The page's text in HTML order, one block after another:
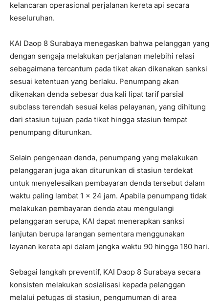
kelancaran operasional perjalanan kereta api secara
keseluruhan.
KAI Daop 8 Surabaya menegaskan bahwa pelanggan yang
dengan sengaja melakukan perjalanan melebihi relasi
sebagaimana tercantum pada tiket akan dikenakan sanksi
sesuai ketentuan yang berlaku. Penumpang akan
dikenakan denda sebesar dua kali lipat tarif parsial
subclass terendah sesuai kelas pelayanan, yang dihitung
dari stasiun tujuan pada tiket hingga stasiun tempat
penumpang diturunkan.
Selain pengenaan denda, penumpang yang melakukan
pelanggaran juga akan diturunkan di stasiun terdekat
untuk menyelesaikan pembayaran denda tersebut dalam
waktu paling lambat 1 x 24 jam. Apabila penumpang tidak
melakukan pembayaran denda atau mengulangi
pelanggaran serupa, KAI dapat menerapkan sanksi
lanjutan berupa larangan sementara menggunakan
layanan kereta api dalam jangka waktu 90 hingga 180 hari.
Sebagai langkah preventif, KAI Daop 8 Surabaya secara
konsisten melakukan sosialisasi kepada pelanggan
melalui petugas di stasiun, pengumuman di area